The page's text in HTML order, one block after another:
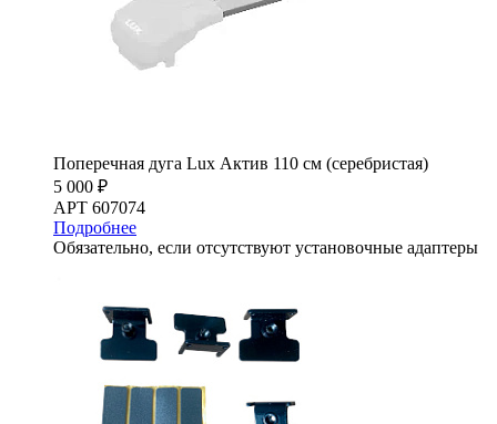
Поперечная дуга Lux Актив 110 см (серебристая)
5 000 ₽
АРТ 607074
Подробнее
Обязательно, если отсутствуют установочные адаптеры